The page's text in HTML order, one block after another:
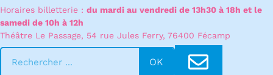
Horaires billetterie : du mardi au vendredi de 13h30 à 18h et le
samedi de 10h à 12h
Théâtre Le Passage, 54 rue Jules Ferry, 76400 Fécamp
OK